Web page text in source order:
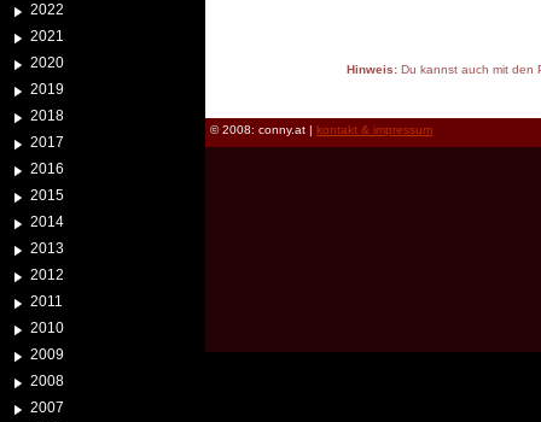
2022
2021
2020
2019
2018
2017
2016
2015
2014
2013
2012
2011
2010
2009
2008
2007
Hinweis:Du kannst auch mit den
© 2008: conny.at | kontakt & impressum